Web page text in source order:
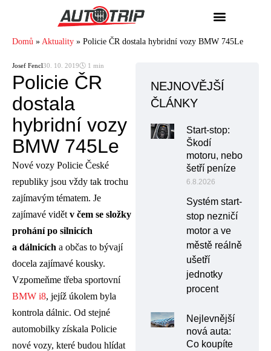
Domů » Aktuality » Policie ČR dostala hybridní vozy BMW 745Le
Josef Fencl30. 10. 2019🕓 1 min
Policie ČR
dostala
hybridní vozy
BMW 745Le
Nové vozy Policie České
republiky jsou vždy tak trochu
zajímavým tématem. Je
zajímavé vidět v čem se složky
prohání po silnicích
a dálnicích a občas to bývají
docela zajímavé kousky.
Vzpomeňme třeba sportovní
BMW i8, jejíž úkolem byla
kontrola dálnic. Od stejné
automobilky získala Policie
nové vozy, které budou hlídat
NEJNOVĚJŠÍ
ČLÁNKY
Start-stop:
Škodí
motoru, nebo
šetří peníze
6.8.2026
Systém start-
stop nezničí
motor a ve
městě reálně
ušetří
jednotky
procent
Nejlevnější
nová auta:
Co koupíte